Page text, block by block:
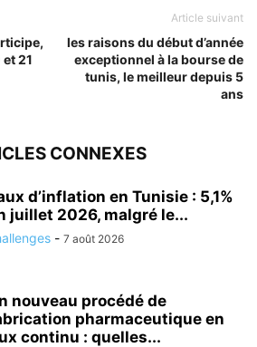
21
Article suivant
les raisons du début d’année
exceptionnel à la bourse de
tunis, le meilleur depuis 5
ans
CONNEXES
d’inflation en Tunisie : 5,1%
juillet 2026, malgré le...
- 7 août 2026
nouveau procédé de
pharmaceutique en
continu : quelles...